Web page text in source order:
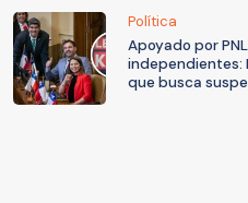
Política
Apoyado por
independientes:
que busca